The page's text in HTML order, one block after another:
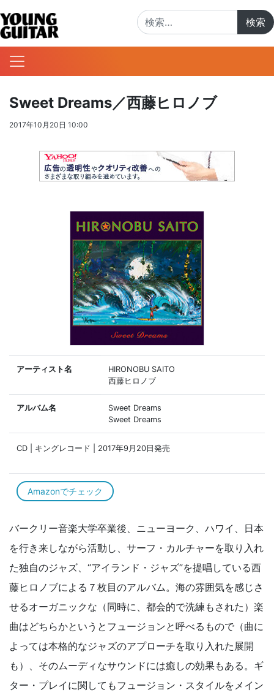
Sweet Dreams／西藤ヒロノブ
2017年10月20日 10:00
アーティスト名
HIRONOBU SAITO
西藤ヒロノブ
アルバム名
Sweet Dreams
Sweet Dreams
CD | キングレコード | 2017年9月20日発売
Amazonでチェック
バークリー音楽大学卒業後、ニューヨーク、ハワイ、日本
を行き来しながら活動し、サーフ・カルチャーを取り入れ
た独自のジャズ、“アイランド・ジャズ”を提唱している西
藤ヒロノブによる７枚目のアルバム。海の雰囲気を感じさ
せるオーガニックな（同時に、都会的で洗練もされた）楽
曲はどちらかというとフュージョンと呼べるもので（曲に
よっては本格的なジャズのアプローチを取り入れた展開
も）、そのムーディなサウンドには癒しの効果もある。ギ
ター・プレイに関してもフュージョン・スタイルをメイン